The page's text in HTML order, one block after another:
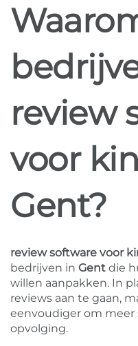
review
voor
Gent?
review software voor
bedrijven in Gent die
willen aanpakken. In
reviews aan te gaan,
eenvoudiger om
opvolging.